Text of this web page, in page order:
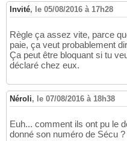
Invité, le 05/08/2016 à 17h28
Règle ça assez vite, parce
paie, ça veut probablement
Ça peut être bloquant si tu
déclaré chez eux.
Néroli, le 07/08/2016 à 18h38
Euh... comment ils ont pu le
donné son numéro de Sécu